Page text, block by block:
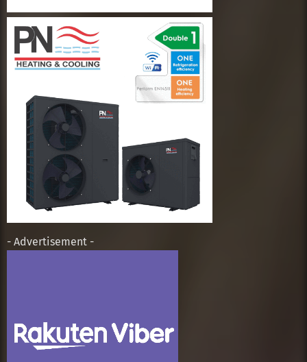
- Advertisement -